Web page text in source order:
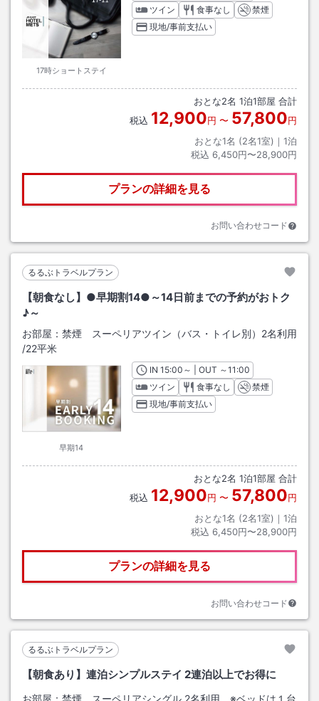
17時ショートステイ
ツイン
食事なし
禁煙
現地/事前支払い
おとな2名 1泊1部屋 合計
税込 12,900円 〜 57,800円
おとな1名 (2名1室)｜ 1泊
税込 6,450円〜28,900円
プランの詳細を見る
お問い合わせコード
るるぶトラベルプラン
【朝食なし】●早期割14●～14日前までの予約がおトク
♪～
お部屋： 禁煙 スーペリアツイン（バス・トイレ別）2名利用
/22平米
早期14
INチェックイン
15:00 ～ | OUT チェックアウト
～11:00
ツイン
食事なし
禁煙
現地/事前支払い
おとな2名 1泊1部屋 合計
税込 12,900円 〜 57,800円
おとな1名 (2名1室)｜ 1泊
税込 6,450円〜28,900円
プランの詳細を見る
お問い合わせコード
るるぶトラベルプラン
【朝食あり】連泊シンプルステイ 2連泊以上でお得に
お部屋： 禁煙 スーペリアシングル 2名利用 ※ベッドは１台